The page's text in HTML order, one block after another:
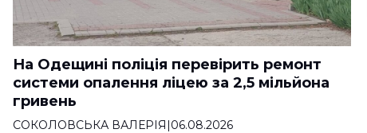
На Одещині поліція перевірить ремонт
системи опалення ліцею за 2,5 мільйона
гривень
СОКОЛОВСЬКА ВАЛЕРІЯ|06.08.2026